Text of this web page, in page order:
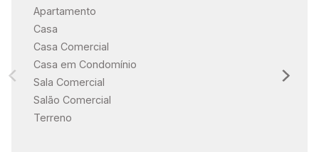
Apartamento
Casa
Casa Comercial
Casa em Condomínio
Sala Comercial
Salão Comercial
Terreno